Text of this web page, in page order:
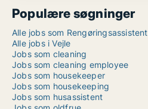
Populære søgninger
Alle jobs som Rengøringsassistent
Alle jobs i Vejle
Jobs som cleaning
Jobs som cleaning employee
Jobs som housekeeper
Jobs som housekeeping
Jobs som husassistent